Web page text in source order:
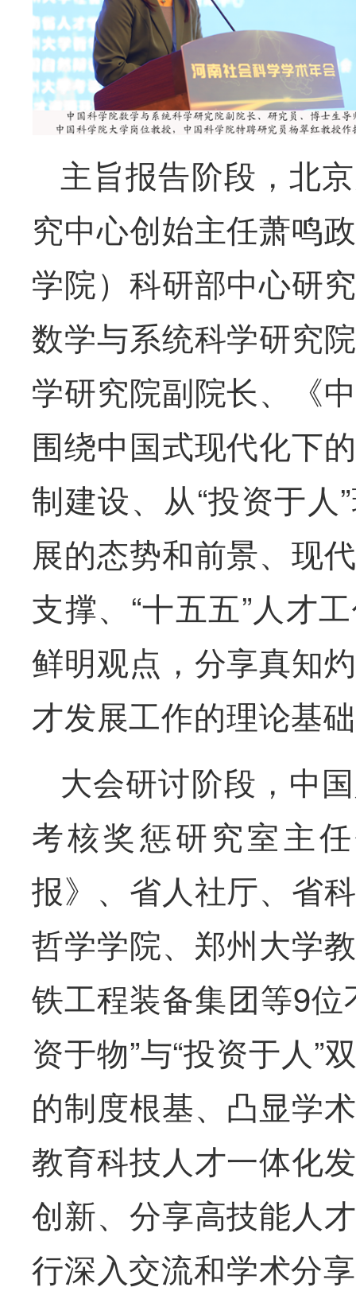
主旨报告阶段，北
究中心创始主任萧鸣
学院）科研部中心研
数学与系统科学研究
学研究院副院长、《
围绕中国式现代化下
制建设、从“投资于
展的态势和前景、现
支撑、“十五五”人才
鲜明观点，分享真知
才发展工作的理论基
大会研讨阶段，中
考核奖惩研究室主
报》、省人社厅、省
哲学学院、郑州大学
铁工程装备集团等9
资于物”与“投资于人”
的制度根基、凸显学
教育科技人才一体化
创新、分享高技能人
行深入交流和学术分